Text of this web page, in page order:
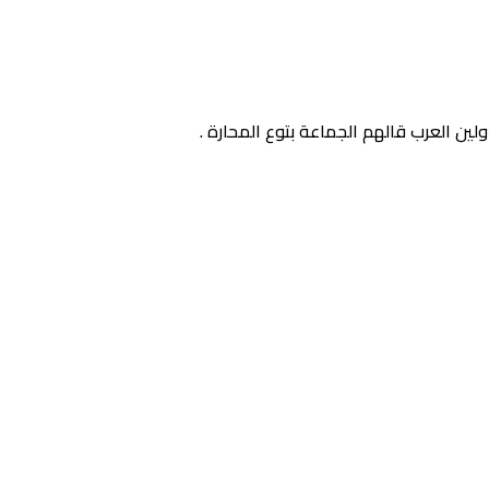
العرب قالهم الجماعة بتوع المحارة .